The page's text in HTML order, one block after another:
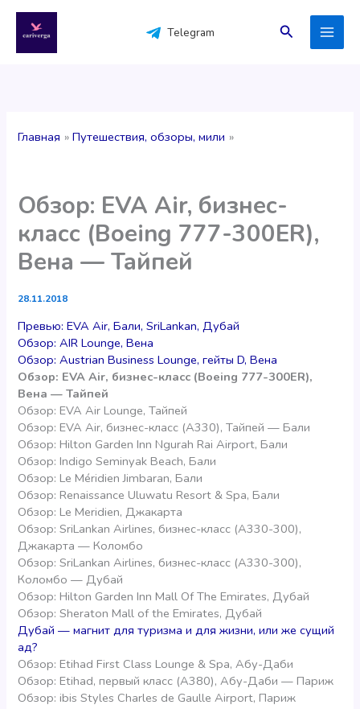
содержимому
Telegram Поиск
Главная Путешествия, обзоры, мили
Обзор: EVA Air, бизнес-
класс (Boeing 777-300ER),
Вена — Тайпей
28.11.2018
Превью: EVA Air, Бали, SriLankan, Дубай
Обзор: AIR Lounge, Вена
Обзор: Austrian Business Lounge, гейты D, Вена
Обзор: EVA Air, бизнес-класс (Boeing 777-300ER),
Вена — Тайпей
Обзор: EVA Air Lounge, Тайпей
Обзор: EVA Air, бизнес-класс (A330), Тайпей — Бали
Обзор: Hilton Garden Inn Ngurah Rai Airport, Бали
Обзор: Indigo Seminyak Beach, Бали
Обзор: Le Méridien Jimbaran, Бали
Обзор: Renaissance Uluwatu Resort & Spa, Бали
Обзор: Le Meridien, Джакарта
Обзор: SriLankan Airlines, бизнес-класс (А330-300),
Джакарта — Коломбо
Обзор: SriLankan Airlines, бизнес-класс (А330-300),
Коломбо — Дубай
Обзор: Hilton Garden Inn Mall Of The Emirates, Дубай
Обзор: Sheraton Mall of the Emirates, Дубай
Дубай — магнит для туризма и для жизни, или же сущий
ад?
Обзор: Etihad First Class Lounge & Spa, Абу-Даби
Обзор: Etihad, первый класс (А380), Абу-Даби — Париж
Обзор: ibis Styles Charles de Gaulle Airport, Париж